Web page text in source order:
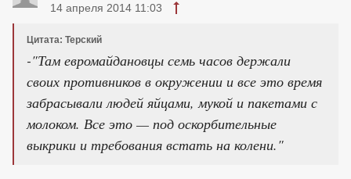
14 апреля 2014 11:03
Цитата: Терский
-"Там евромайдановцы семь часов держали
своих противников в окружении и все это время
забрасывали людей яйцами, мукой и пакетами с
молоком. Все это — под оскорбительные
выкрики и требования встать на колени."